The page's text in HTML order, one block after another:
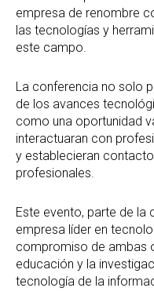
empresa de renombre
las tecnologías y
este campo.
La conferencia no solo
de los avances
como una oportunidad
interactuaran con
y establecieran
profesionales.
Este evento, parte de la
empresa líder en
compromiso de ambas
educación y la
tecnología de la